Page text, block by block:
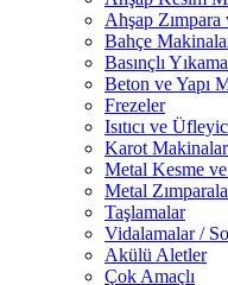
Ahşap
Bahçe
Basınçlı
Beton ve Yapı
Frezeler
Isıtıcı ve
Karot
Metal Kesme
Metal
Taşlamalar
Vidalamalar /
Akülü Aletler
Çok Amaçlı